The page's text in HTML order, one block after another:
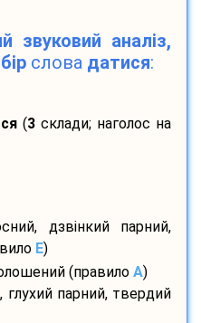
звуковий аналіз,
слова датися:
ся (3 склади; наголос на
дзвінкий парний,
E)
(правило A)
глухий парний, твердий